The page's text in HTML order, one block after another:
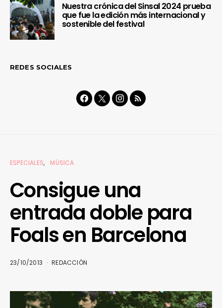
Nuestra crónica del Sinsal 2024 prueba
que fue la edición más internacional y
sostenible del festival
REDES SOCIALES
ESPECIALES MÚSICA
Consigue una
entrada doble para
Foals en Barcelona
23/10/2013 REDACCIÓN